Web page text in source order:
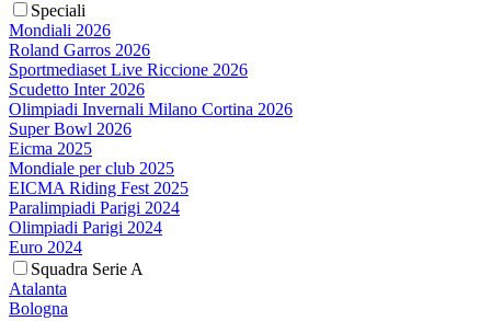
Speciali
Mondiali 2026
Roland Garros 2026
Sportmediaset Live Riccione 2026
Scudetto Inter 2026
Olimpiadi Invernali Milano Cortina 2026
Super Bowl 2026
Eicma 2025
Mondiale per club 2025
EICMA Riding Fest 2025
Paralimpiadi Parigi 2024
Olimpiadi Parigi 2024
Euro 2024
Squadra Serie A
Atalanta
Bologna